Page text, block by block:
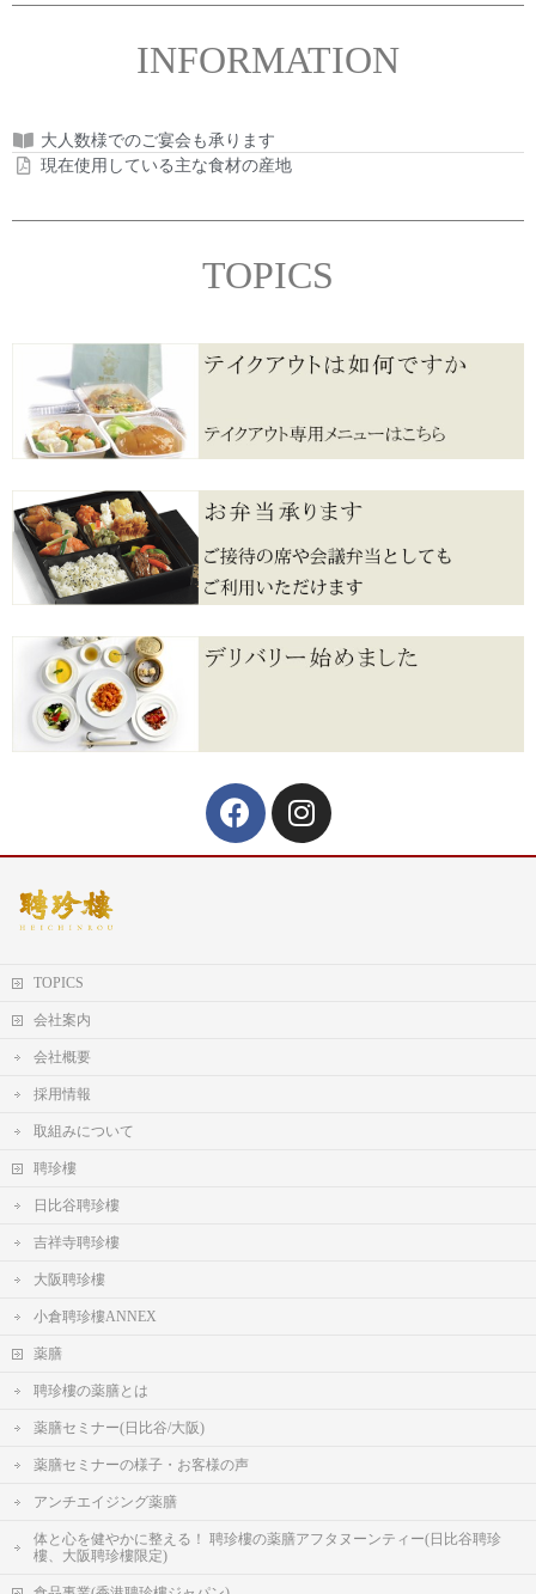
INFORMATION
大人数様でのご宴会も承ります
現在使用している主な食材の産地
TOPICS
TOPICS
会社案内
会社概要
採用情報
取組みについて
聘珍樓
日比谷聘珍樓
吉祥寺聘珍樓
大阪聘珍樓
小倉聘珍樓ANNEX
薬膳
聘珍樓の薬膳とは
薬膳セミナー(日比谷/大阪)
薬膳セミナーの様子・お客様の声
アンチエイジング薬膳
体と心を健やかに整える！ 聘珍樓の薬膳アフタヌーンティー(日比谷聘珍
樓、大阪聘珍樓限定)